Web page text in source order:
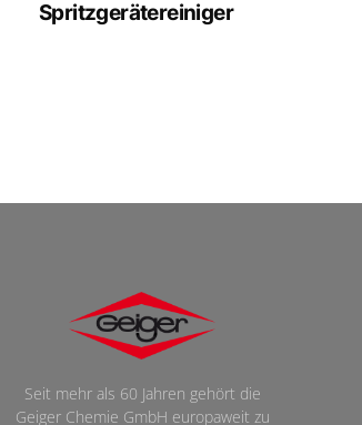
Spritzgerätereiniger
Seit mehr als 60 Jahren gehört die
Geiger Chemie GmbH europaweit zu